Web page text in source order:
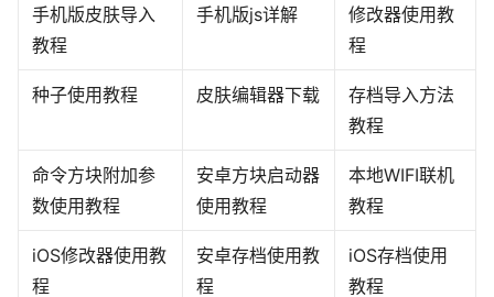
手机版皮肤导入
教程
手机版js详解
修改器使用教
程
种子使用教程 皮肤编辑器下载
存档导入方法
教程
命令方块附加参
数使用教程
安卓方块启动器
使用教程
本地WIFI联机
教程
iOS修改器使用教
程
安卓存档使用教
程
iOS存档使用
教程